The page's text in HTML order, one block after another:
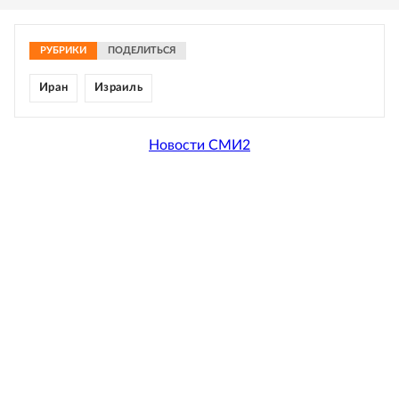
РУБРИКИ ПОДЕЛИТЬСЯ
Иран Израиль
Новости СМИ2